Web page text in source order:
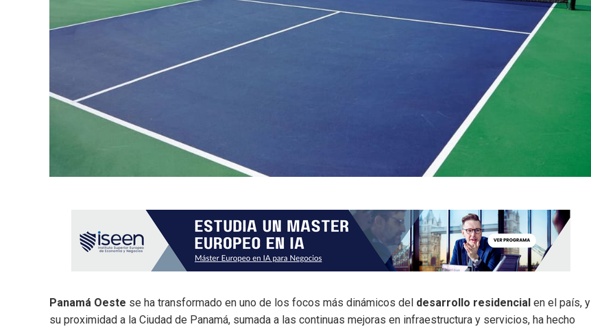
Panamá Oeste se ha transformado en uno de los focos más dinámicos del desarrollo residencial en el país, y
su proximidad a la Ciudad de Panamá, sumada a las continuas mejoras en infraestructura y servicios, ha hecho